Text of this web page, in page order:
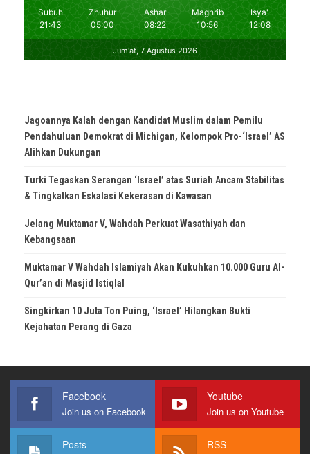
Jagoannya Kalah dengan Kandidat Muslim dalam Pemilu
Pendahuluan Demokrat di Michigan, Kelompok Pro-‘Israel’ AS
Alihkan Dukungan
Turki Tegaskan Serangan ‘Israel’ atas Suriah Ancam Stabilitas
& Tingkatkan Eskalasi Kekerasan di Kawasan
Jelang Muktamar V, Wahdah Perkuat Wasathiyah dan
Kebangsaan
Muktamar V Wahdah Islamiyah Akan Kukuhkan 10.000 Guru Al-
Qur’an di Masjid Istiqlal
Singkirkan 10 Juta Ton Puing, ‘Israel’ Hilangkan Bukti
Kejahatan Perang di Gaza
Facebook
Join us on Facebook
Youtube
Join us on Youtube
Posts RSS